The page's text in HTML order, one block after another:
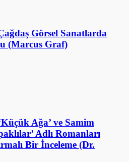
Görsel Sanatlarda
(Marcus Graf)
Ağa’ ve Samim
Adlı Romanları
Bir İnceleme (Dr.